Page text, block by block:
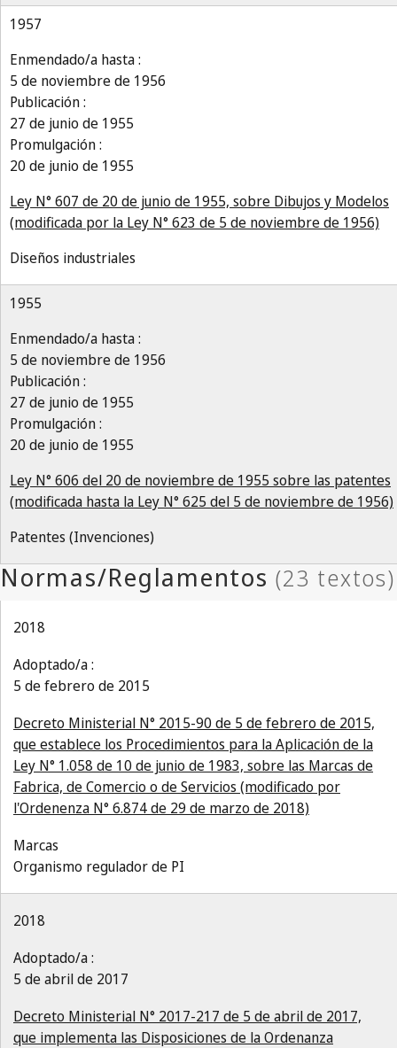
1957
Enmendado/a hasta :
5 de noviembre de 1956
Publicación :
27 de junio de 1955
Promulgación :
20 de junio de 1955
Ley N° 607 de 20 de junio de 1955, sobre Dibujos y Modelos
(modificada por la Ley N° 623 de 5 de noviembre de 1956)
Diseños industriales
1955
Enmendado/a hasta :
5 de noviembre de 1956
Publicación :
27 de junio de 1955
Promulgación :
20 de junio de 1955
Ley N° 606 del 20 de noviembre de 1955 sobre las patentes
(modificada hasta la Ley N° 625 del 5 de noviembre de 1956)
Patentes (Invenciones)
2018
Adoptado/a :
5 de febrero de 2015
Decreto Ministerial N° 2015-90 de 5 de febrero de 2015,
que establece los Procedimientos para la Aplicación de la
Ley N° 1.058 de 10 de junio de 1983, sobre las Marcas de
Fabrica, de Comercio o de Servicios (modificado por
l'Ordenenza N° 6.874 de 29 de marzo de 2018)
Marcas
Organismo regulador de PI
2018
Adoptado/a :
5 de abril de 2017
Decreto Ministerial N° 2017-217 de 5 de abril de 2017,
que implementa las Disposiciones de la Ordenanza